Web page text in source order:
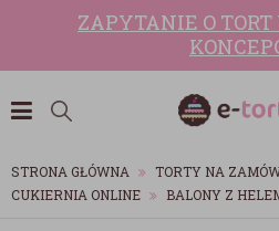
ZAPYTANIE O
STRONA GŁÓWNA
TORTY NA
CUKIERNIA ONLINE
BALONY Z